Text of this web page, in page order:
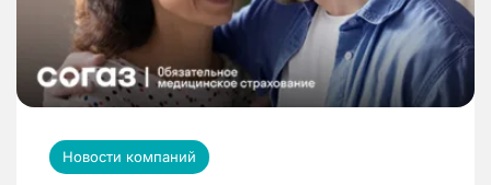
Новости компаний